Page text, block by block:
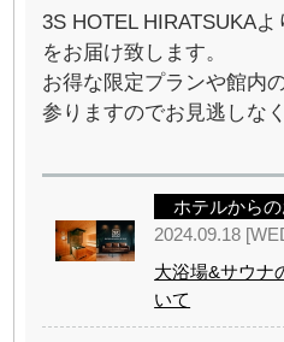
3S HOTEL HIRATSUKA
をお届け致します。
お得な限定プランや館内
参りますのでお見逃しなく
ホテルから
2024.09.18
大浴場&サウナ
いて